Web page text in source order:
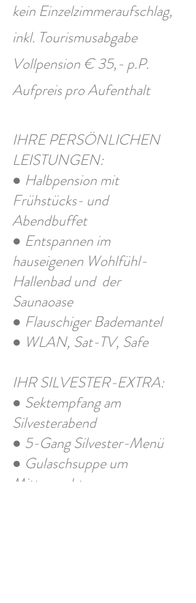
kein Einzelzimmeraufschlag,
inkl. Tourismusabgabe
Vollpension € 35,- p.P.
Aufpreis pro Aufenthalt
IHRE PERSÖNLICHEN
LEISTUNGEN:
● Halbpension mit
Frühstücks- und
Abendbuffet
● Entspannen im
hauseigenen Wohlfühl-
Hallenbad und der
Saunaoase
● Flauschiger Bademantel
● WLAN, Sat-TV, Safe
IHR SILVESTER-EXTRA:
● Sektempfang am
Silvesterabend
● 5-Gang Silvester-Menü
● Gulaschsuppe um
Mitternacht